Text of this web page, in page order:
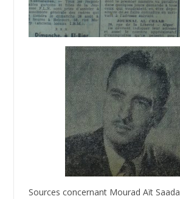
Sources concernant Mourad Aït Saada